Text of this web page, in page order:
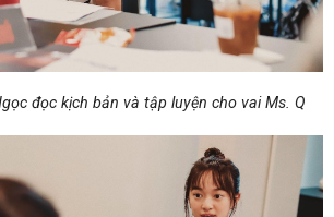
đọc kịch bản và tập luyện cho vai Ms. Q